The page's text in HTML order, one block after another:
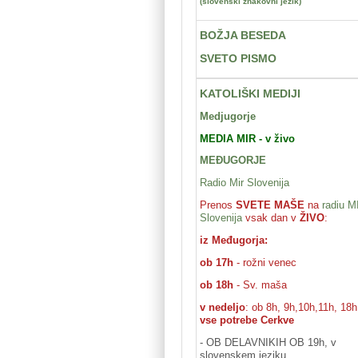
BOŽJA BESEDA
SVETO PISMO
KATOLIŠKI MEDIJI
Medjugorje
MEDIA MIR - v živo
MEĐUGORJE
Radio Mir Slovenija
Prenos SVETE MAŠEna radiu
Slovenijavsak dan vŽIVO:
iz Međugorja:
ob 17h- rožni venec
ob 18h- Sv. maša
v nedeljo: ob 8h, 9h,10h,11h, 18h
vse potrebe Cerkve
- OB DELAVNIKIH OB 19h, v
slovenskem jeziku